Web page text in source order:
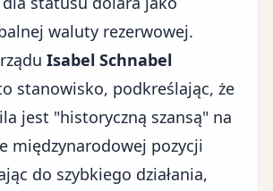
waluty rezerwowej.
Isabel Schnabel
stanowisko, podkreślając, że
jest "historyczną szansą" na
międzynarodowej pozycji
do szybkiego działania,